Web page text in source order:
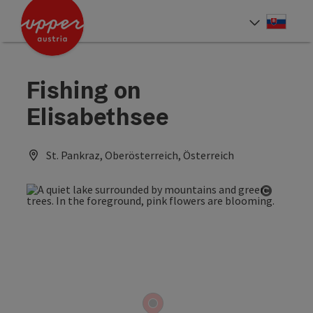
Accesskey
Accesskey
Fishing on
Elisabethsee
St. Pankraz, Oberösterreich, Österreich
Open